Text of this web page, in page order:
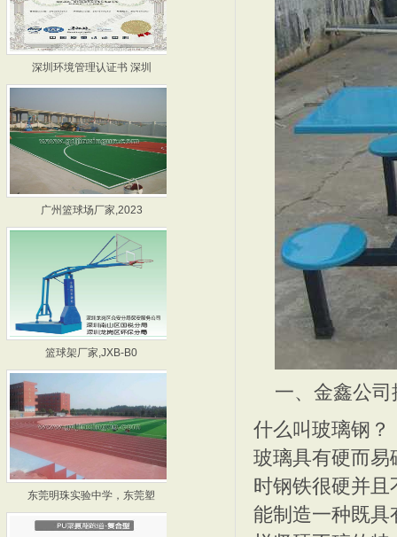
深圳环境管理认证书 深圳 篮球场施工-深圳篮球场施
广州篮球场厂家,2023 深圳篮球架厂家,JXB0
篮球架厂家,JXB-B0 广州篮球架厂家,JXB-
东莞明珠实验中学，东莞塑 2011九江学院混合型塑
一、金鑫公
什么叫玻璃钢？
玻璃具有硬而易
时钢铁很硬并
能制造一种既具